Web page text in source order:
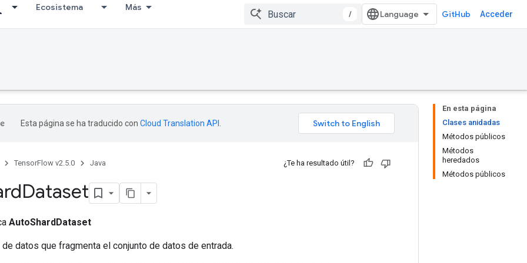
Ecosistema Más
/ GitHub Acceder
En esta página
Clases anidadas
Métodos públicos
Métodos
heredados
Métodos públicos
Esta página se ha traducido con Cloud Translation API
TensorFlow v2.5.0 Java ¿Te ha resultado útil?
Dataset
AutoShardDataset
de datos que fragmenta el conjunto de datos de entrada.